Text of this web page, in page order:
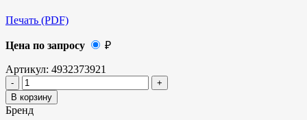
Печать (PDF)
Цена по запросу ₽
Артикул: 4932373921
В корзину
Бренд